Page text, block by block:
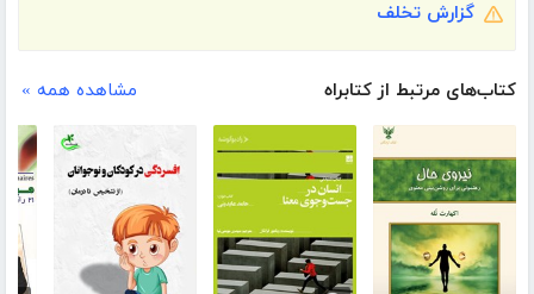
گزارش تخلف
کتاب‌های مرتبط از کتابراه مشاهده همه »